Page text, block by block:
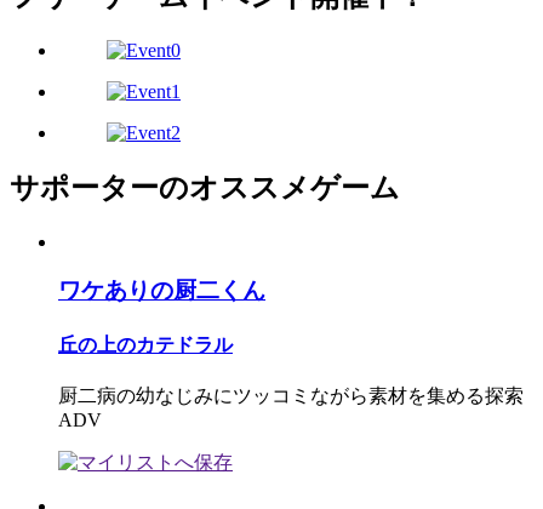
サポーターのオススメゲーム
ワケありの厨二くん
丘の上のカテドラル
厨二病の幼なじみにツッコミながら素材を集める探索
ADV